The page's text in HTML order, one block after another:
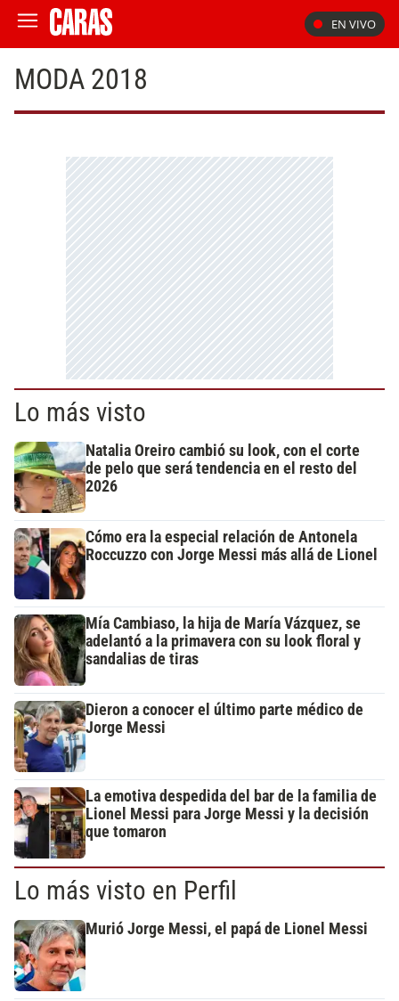
EN VIVO
MODA 2018
Lo más visto
Natalia Oreiro cambió su look, con el corte
de pelo que será tendencia en el resto del
2026
Cómo era la especial relación de Antonela
Roccuzzo con Jorge Messi más allá de Lionel
Mía Cambiaso, la hija de María Vázquez, se
adelantó a la primavera con su look floral y
sandalias de tiras
Dieron a conocer el último parte médico de
Jorge Messi
La emotiva despedida del bar de la familia de
Lionel Messi para Jorge Messi y la decisión
que tomaron
Lo más visto en Perfil
Murió Jorge Messi, el papá de Lionel Messi